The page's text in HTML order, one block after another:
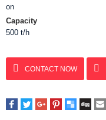
on
Capacity
500 t/h
CONTACT NOW